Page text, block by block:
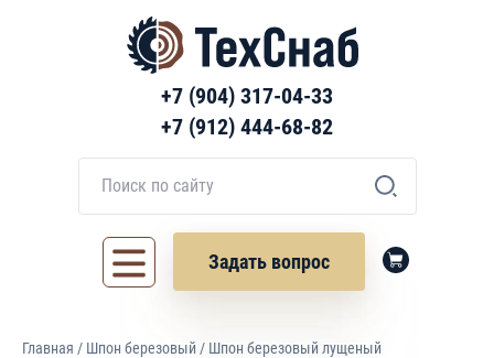
+7 (904) 317-04-33
+7 (912) 444-68-82
Задать вопрос
Главная / Шпон березовый / Шпон березовый лущеный